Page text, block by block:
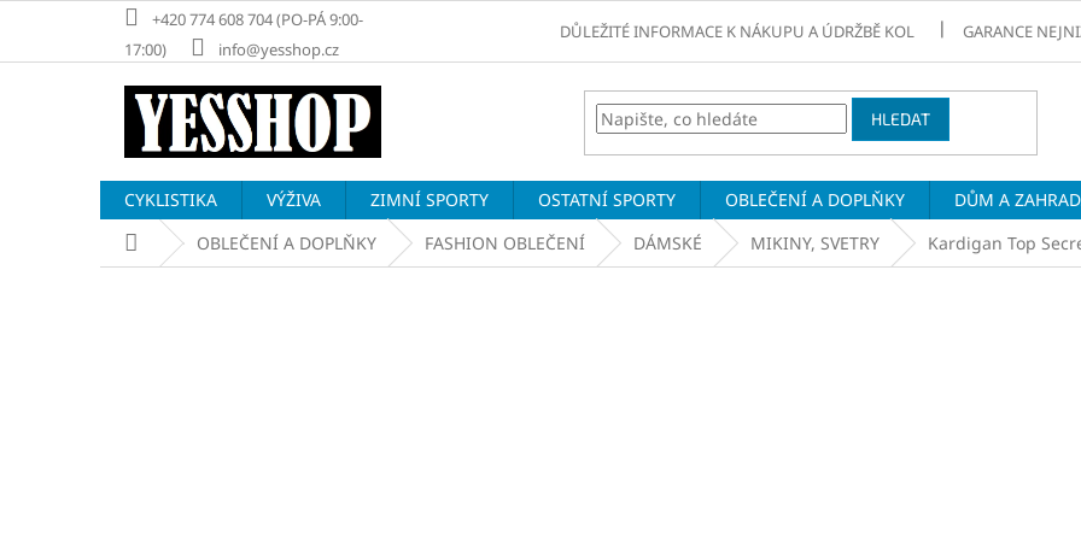
obsah
+420 774 608 704 (PO-PÁ 9:00-
17:00)
info@yesshop.cz
DŮLEŽITÉ INFORMACE K NÁKUPU A ÚDRŽBĚ KOL GARANCE
HLEDAT
CYKLISTIKA VÝŽIVA ZIMNÍ SPORTY OSTATNÍ SPORTY OBLEČENÍ A DOPLŇKY DŮM A
Domů OBLEČENÍ A DOPLŇKY FASHION OBLEČENÍ DÁMSKÉ MIKINY, SVETRY Kardigan Top